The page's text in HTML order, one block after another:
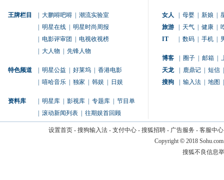
王牌栏目 大鹏嘚吧嘚
潮流实验室
明星在线
明星时尚周报
电影评审团
电视收视榜
大人物 先锋人物
特色频道 明星公益 好莱坞
香港电影
嘻哈音乐 独家 韩娱 日娱
资料库 明星库 影视库 专题库
节目单
滚动新闻列表 往期娱首回顾
女人 母婴 新娘
旅游
天气 健康
IT
数码 手机
博客 圈子 邮箱
天龙
鹿鼎记 短信
搜狗
输入法 地图
设置首页- 搜狗输入法- 支付中心- 搜狐招聘- 广告服务 - 客服中心
Copyright © 2018
搜狐不良信息